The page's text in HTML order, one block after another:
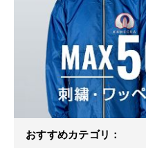
おすすめカテゴリ：